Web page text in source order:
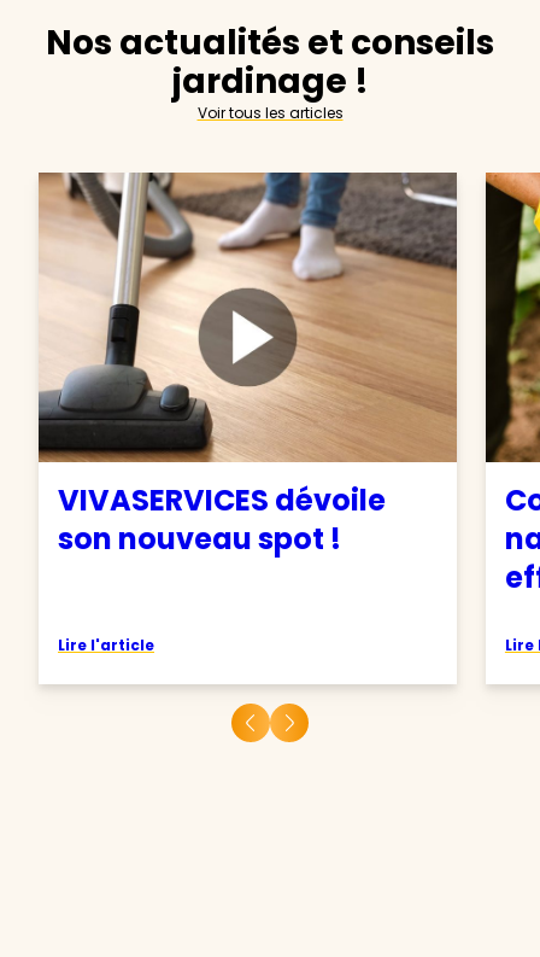
Nos actualités et conseils
jardinage !
Voir tous les articles
VIVASERVICES dévoile
son nouveau spot !
Lire l'article